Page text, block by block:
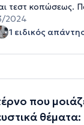
τεστ κοπώσεως.
2024
1 ειδικός
που
θέματα: